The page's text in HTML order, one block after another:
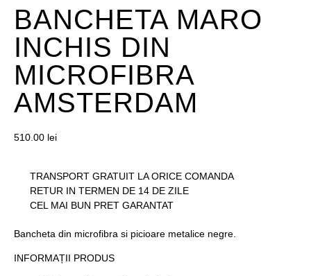
BANCHETA MARO
INCHIS DIN
MICROFIBRA
AMSTERDAM
510.00 lei
TRANSPORT GRATUIT LA ORICE COMANDA
RETUR IN TERMEN DE 14 DE ZILE
CEL MAI BUN PRET GARANTAT
Bancheta din microfibra si picioare metalice negre.
INFORMAȚII PRODUS